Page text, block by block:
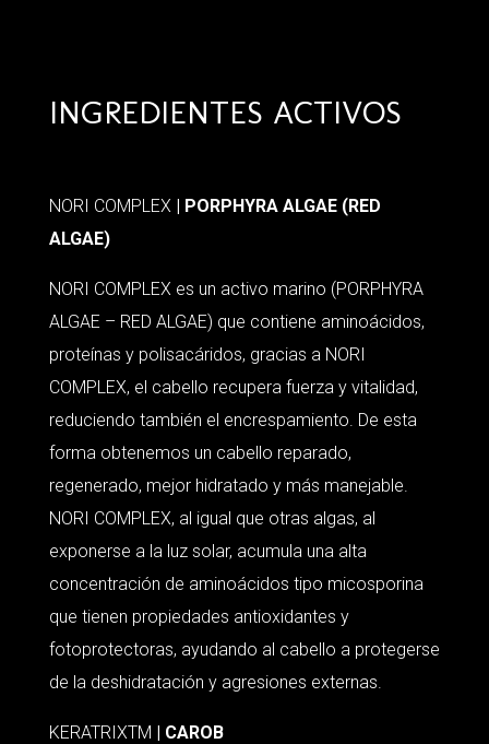
INGREDIENTES ACTIVOS
NORI COMPLEX| PORPHYRA ALGAE (RED
ALGAE)
NORI COMPLEX es un activo marino (PORPHYRA
ALGAE – RED ALGAE) que contiene aminoácidos,
proteínas y polisacáridos, gracias a NORI
COMPLEX, el cabello recupera fuerza y vitalidad,
reduciendo también el encrespamiento. De esta
forma obtenemos un cabello reparado,
regenerado, mejor hidratado y más manejable.
NORI COMPLEX, al igual que otras algas, al
exponerse a la luz solar, acumula una alta
concentración de aminoácidos tipo micosporina
que tienen propiedades antioxidantes y
fotoprotectoras, ayudando al cabello a protegerse
de la deshidratación y agresiones externas.
KERATRIXTM | CAROB